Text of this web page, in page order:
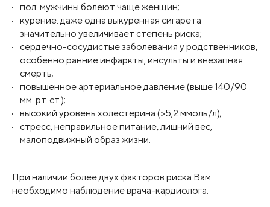
пол: мужчины болеют чаще женщин;
курение: даже одна выкуренная сигарета
значительно увеличивает степень риска;
сердечно-сосудистые заболевания у родственников,
особенно ранние инфаркты, инсульты и внезапная
смерть;
повышенное артериальное давление (выше 140/90
мм. рт. ст.);
высокий уровень холестерина (>5,2 ммоль/л);
стресс, неправильное питание, лишний вес,
малоподвижный образ жизни.
При наличии более двух факторов риска Вам
необходимо наблюдение врача-кардиолога.